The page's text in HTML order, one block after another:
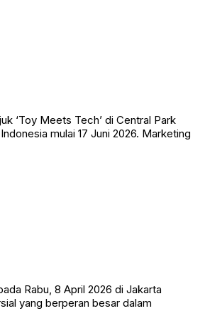
‘Toy Meets Tech’ di Central Park
mulai 17 Juni 2026. Marketing
Rabu, 8 April 2026 di Jakarta
yang berperan besar dalam